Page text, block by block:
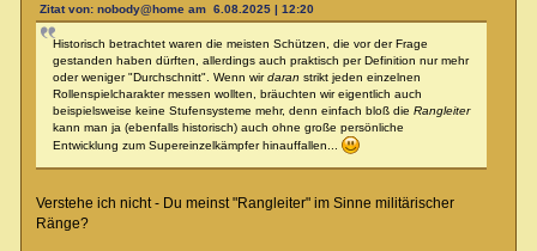
Zitat von: nobody@home am 6.08.2025 | 12:20
Historisch betrachtet waren die meisten Schützen, die vor der Frage
gestanden haben dürften, allerdings auch praktisch per Definition nur mehr
oder weniger "Durchschnitt". Wenn wirdaran strikt jeden einzelnen
Rollenspielcharakter messen wollten, bräuchten wir eigentlich auch
beispielsweise keine Stufensysteme mehr, denn einfach bloß die Rangleiter
kann man ja (ebenfalls historisch) auch ohne große persönliche
Entwicklung zum Supereinzelkämpfer hinauffallen...
Verstehe ich nicht - Du meinst "Rangleiter" im Sinne militärischer
Ränge?